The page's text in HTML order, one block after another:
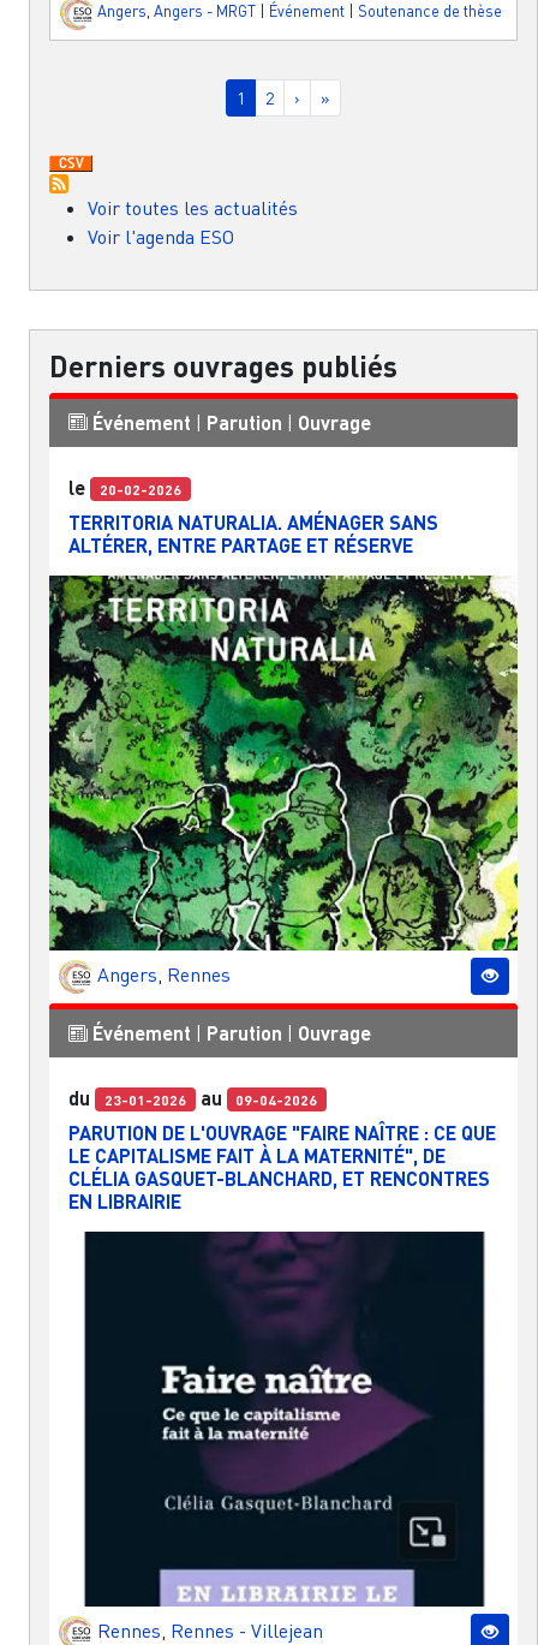
Angers Angers - MRGT Événement Soutenance de thèse
Page courante
1 Page
2 Page suivante
› Dernière page
»
Voir toutes les actualités
Voir l'agenda ESO
Derniers ouvrages publiés
Événement | Parution | Ouvrage
le 20-02-2026
TERRITORIA NATURALIA. AMÉNAGER SANS
ALTÉRER, ENTRE PARTAGE ET RÉSERVE
Angers Rennes
Événement Parution Ouvrage
du 23-01-2026 au 09-04-2026
PARUTION DE L'OUVRAGE "FAIRE NAÎTRE : CE QUE
LE CAPITALISME FAIT À LA MATERNITÉ", DE
CLÉLIA GASQUET-BLANCHARD, ET RENCONTRES
EN LIBRAIRIE
Rennes, Rennes - Villejean